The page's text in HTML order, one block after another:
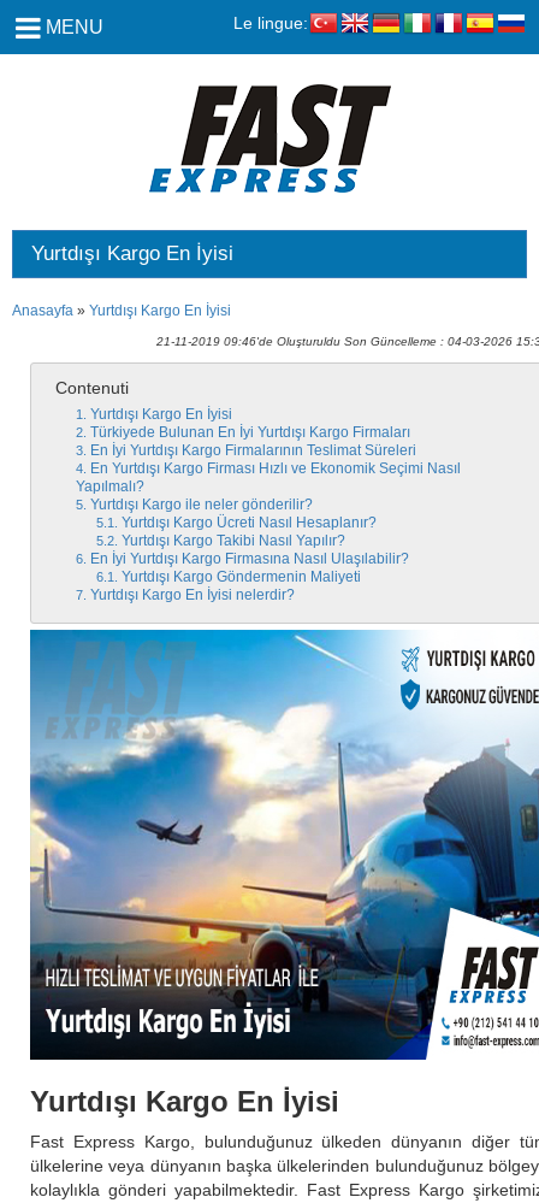
MENU Le lingue:
Yurtdışı Kargo En İyisi
Anasayfa » Yurtdışı Kargo En İyisi
21-11-2019 09:46'de Oluşturuldu Son Güncelleme : 04-03-2026
Contenuti
Yurtdışı Kargo En İyisi
Türkiyede Bulunan En İyi Yurtdışı Kargo Firmaları
En İyi Yurtdışı Kargo Firmalarının Teslimat Süreleri
En Yurtdışı Kargo Firması Hızlı ve Ekonomik Seçimi Nasıl
Yapılmalı?
Yurtdışı Kargo ile neler gönderilir?
Yurtdışı Kargo Ücreti Nasıl Hesaplanır?
Yurtdışı Kargo Takibi Nasıl Yapılır?
En İyi Yurtdışı Kargo Firmasına Nasıl Ulaşılabilir?
Yurtdışı Kargo Göndermenin Maliyeti
Yurtdışı Kargo En İyisi nelerdir?
Yurtdışı Kargo En İyisi
Fast Express Kargo, bulunduğunuz ülkeden dünyanın diğer
ülkelerine veya dünyanın başka ülkelerinden bulunduğunuz
kolaylıkla gönderi yapabilmektedir. Fast Express Kargo